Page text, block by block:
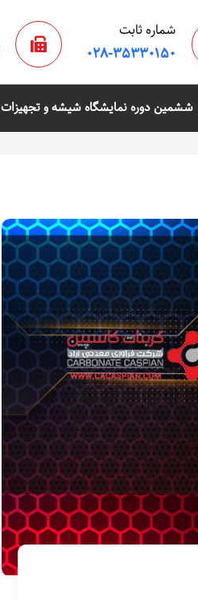
شماره ثابت
۰۲۸-۳۵۳۳۰۱۵۰
ششمین دوره نمایشگاه شیشه و تجهیزات